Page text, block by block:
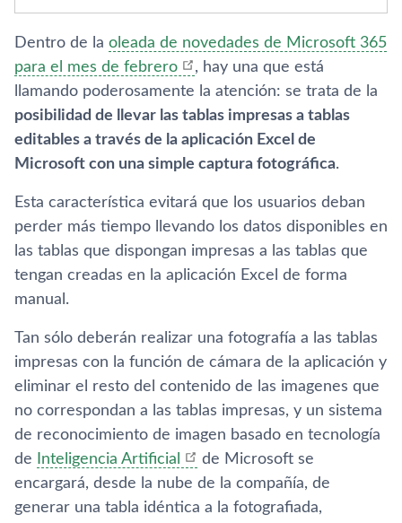
Dentro de la oleada de novedades de Microsoft 365
para el mes de febrero
, hay una que está
llamando poderosamente la atención: se trata de la
posibilidad de llevar las tablas impresas a tablas
editables a través de la aplicación Excel de
Microsoft con una simple captura fotográfica.
Esta característica evitará que los usuarios deban
perder más tiempo llevando los datos disponibles en
las tablas que dispongan impresas a las tablas que
tengan creadas en la aplicación Excel de forma
manual.
Tan sólo deberán realizar una fotografía a las tablas
impresas con la función de cámara de la aplicación y
eliminar el resto del contenido de las imagenes que
no correspondan a las tablas impresas, y un sistema
de reconocimiento de imagen basado en tecnología
de
Inteligencia Artificial
de Microsoft se
encargará, desde la nube de la compañía, de
generar una tabla idéntica a la fotografiada,